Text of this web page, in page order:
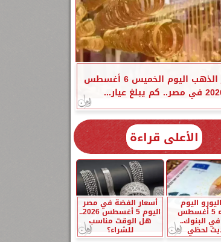
أسعار الذهب اليوم الخميس 6 أغسطس
كم يبلغ عيار...
الأعلى قراءة
اليوم
الأربعاء 5 أغسطس
2026 في البنوك..
لحظي
أسعار الفضة في مصر
اليوم 5 أغسطس 2026..
هل الوقت مناسب
للشراء؟